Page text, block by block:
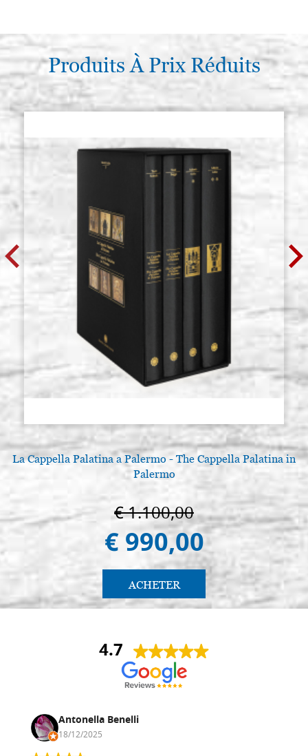
Produits À Prix Réduits
La Cappella Palatina a Palermo - The Cappella Palatina in
Palermo
€ 1.100,00
€ 990,00
ACHETER
4.7
Antonella Benelli
18/12/2025